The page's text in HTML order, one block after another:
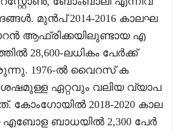
മുൻപ് 2014-2016 കാലഘ
ആഫ്രിക്കയിലുണ്ടായ എ
28,600-ലധികം പേർക്ക്
1976-ൽ വൈറസ് ക
ഏറ്റവും വലിയ വ്യാപ
കോംഗോയിൽ 2018-2020 കാല
എബോള ബാധയിൽ 2,300 പേർ